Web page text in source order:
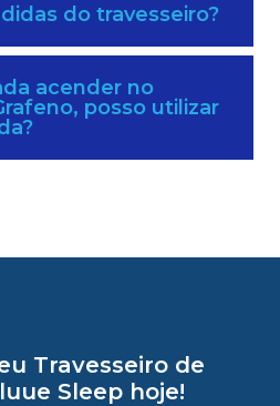
do travesseiro?
acender no
posso utilizar
Travesseiro de
Sleep hoje!